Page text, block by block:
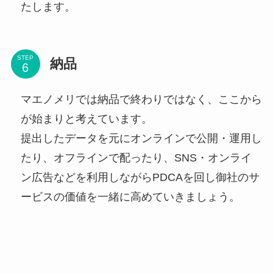
たします。
STEP 納品
マエノメリでは納品で終わりではなく、ここから
が始まりと考えています。
提出したデータを元にオンラインで公開・運用し
たり、オフラインで配ったり、SNS・オンライ
ン広告などを利用しながらPDCAを回し御社のサ
ービスの価値を一緒に高めていきましょう。